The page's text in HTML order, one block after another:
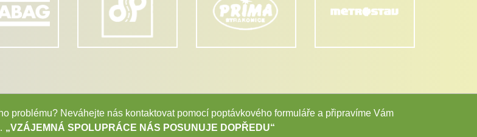
problému? Neváhejte nás kontaktovat pomocí poptávkového formuláře a připravíme Vám
„VZÁJEMNÁ SPOLUPRÁCE NÁS POSUNUJE DOPŘEDU“